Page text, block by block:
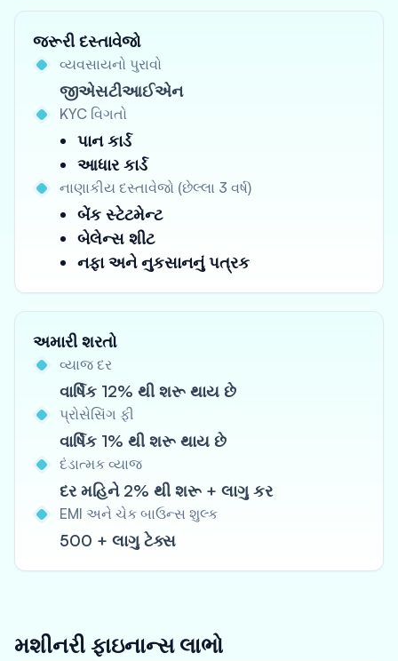
જરૂરી દસ્તાવેજો
વ્યવસાયનો પુરાવો
જીએસટીઆઈએન
KYC વિગતો
પાન કાર્ડ
આધાર કાર્ડ
નાણાકીય દસ્તાવેજો (છેલ્લા 3 વર્ષ)
બેંક સ્ટેટમેન્ટ
બેલેન્સ શીટ
નફા અને નુકસાનનું પત્રક
અમારી શરતો
વ્યાજ દર
વાર્ષિક 12% થી શરૂ થાય છે
પ્રોસેસિંગ ફી
વાર્ષિક 1% થી શરૂ થાય છે
દંડાત્મક વ્યાજ
દર મહિને 2% થી શરૂ + લાગુ કર
EMI અને ચેક બાઉન્સ શુલ્ક
500 + લાગુ ટેક્સ
મશીનરી ફાઇનાન્સ લાભો